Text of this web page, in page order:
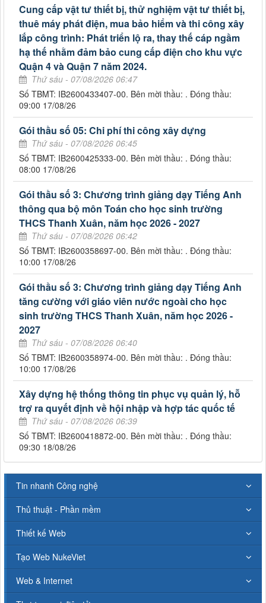
Cung cấp vật tư thiết bị, thử nghiệm vật tư thiết bị,
thuê máy phát điện, mua bảo hiểm và thi công xây
lắp công trình: Phát triển lộ ra, thay thế cáp ngầm
hạ thế nhằm đảm bảo cung cấp điện cho khu vực
Quận 4 và Quận 7 năm 2024.
Thứ sáu - 07/08/2026 06:47
Số TBMT: IB2600433407-00. Bên mời thầu: . Đóng thầu:
09:00 17/08/26
Gói thầu số 05: Chi phí thi công xây dựng
Thứ sáu - 07/08/2026 06:45
Số TBMT: IB2600425333-00. Bên mời thầu: . Đóng thầu:
08:00 17/08/26
Gói thầu số 3: Chương trình giảng dạy Tiếng Anh
thông qua bộ môn Toán cho học sinh trường
THCS Thanh Xuân, năm học 2026 - 2027
Thứ sáu - 07/08/2026 06:42
Số TBMT: IB2600358697-00. Bên mời thầu: . Đóng thầu:
10:00 17/08/26
Gói thầu số 3: Chương trình giảng dạy Tiếng Anh
tăng cường với giáo viên nước ngoài cho học
sinh trường THCS Thanh Xuân, năm học 2026 -
2027
Thứ sáu - 07/08/2026 06:40
Số TBMT: IB2600358974-00. Bên mời thầu: . Đóng thầu:
10:00 17/08/26
Xây dựng hệ thống thông tin phục vụ quản lý, hỗ
trợ ra quyết định về hội nhập và hợp tác quốc tế
Thứ sáu - 07/08/2026 06:39
Số TBMT: IB2600418872-00. Bên mời thầu: . Đóng thầu:
09:30 18/08/26
Tin nhanh Công nghệ
Thủ thuật - Phần mềm
Thiết kế Web
Tạo Web NukeViet
Web & Internet